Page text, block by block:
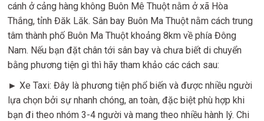
cánh ở cảng hàng không Buôn Mê Thuột nằm ở xã Hòa
Thắng, tỉnh Đăk Lăk. Sân bay Buôn Ma Thuột nằm cách trung
tâm thành phố Buôn Ma Thuột khoảng 8km về phía Đông
Nam. Nếu bạn đặt chân tới sân bay và chưa biết di chuyển
bằng phương tiện gì thì hãy tham khảo các cách sau:
► Xe Taxi: Đây là phương tiện phổ biến và được nhiều người
lựa chọn bởi sự nhanh chóng, an toàn, đặc biệt phù hợp khi
bạn đi theo nhóm 3-4 người và mang theo nhiều hành lý. Chi